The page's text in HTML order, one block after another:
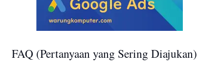
FAQ (Pertanyaan yang Sering Diajukan)